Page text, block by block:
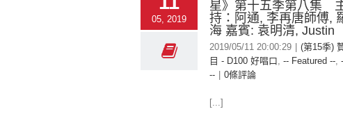
05, 2019
星》第十五季第八集
持：阿通, 李再唐師傅,
海 嘉賓: 袁明清, Justin
2019/05/11 20:00:29
(第15季)
目 - D100 好唱口, -- Featured --,
--
0條評論
[...]